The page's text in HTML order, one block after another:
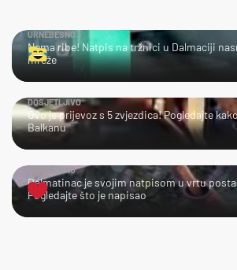
URNEBESNO
Nema ribe! Natpis na tržnici u Dalmaciji
mreže
DOSJETLJIVO
Ovo je prijevoz s 5 zvjezdica! Pogledajte
Balkanu
URNEBESNO
Dalmatinac je svojim natpisom u vrtu
Pogledajte što je napisao